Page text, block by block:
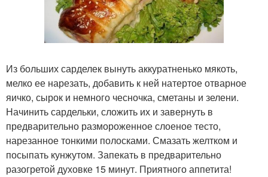
Из больших сарделек вынуть аккуратненько мякоть,
мелко ее нарезать, добавить к ней натертое отварное
яичко, сырок и немного чесночка, сметаны и зелени.
Начинить сардельки, сложить их и завернуть в
предварительно размороженное слоеное тесто,
нарезанное тонкими полосками. Смазать желтком и
посыпать кунжутом. Запекать в предварительно
разогретой духовке 15 минут. Приятного аппетита!